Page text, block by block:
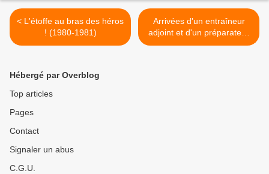
< L'étoffe au bras des héros
! (1980-1981)
Arrivées d'un entraîneur
adjoint et d'un préparateur
physique >
Hébergé par Overblog
Top articles
Pages
Contact
Signaler un abus
C.G.U.